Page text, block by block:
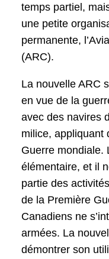
temps partiel,
une petite
permanente,
(ARC).
La nouvelle ARC
en vue de la
avec des navires
milice, appliquant
Guerre mondiale.
élémentaire, et il
partie des
de la Première
Canadiens ne
armées. La
démontrer son